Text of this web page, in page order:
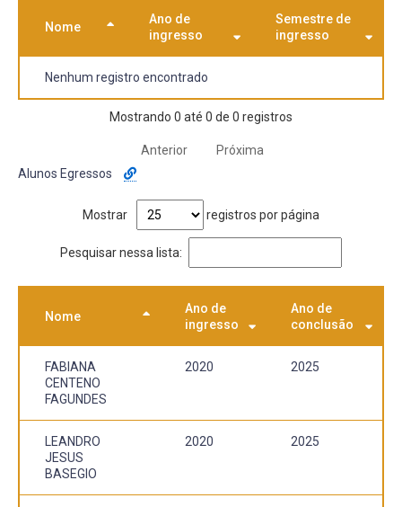
Nome
Ano de
ingresso
Semestre de
ingresso
Nenhum registro encontrado
Mostrando 0 até 0 de 0 registros
Anterior
Próxima
Alunos Egressos
Mostrar registros por página
Pesquisar nessa lista:
Nome
Ano de
ingresso
Ano de
conclusão
FABIANA
CENTENO
FAGUNDES
2020 2025
LEANDRO
JESUS
BASEGIO
2020 2025